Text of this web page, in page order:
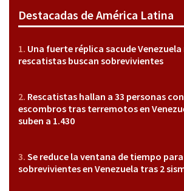
Destacadas de América Latina
Una fuerte réplica sacude
rescatistas buscan sobrevivientes
Rescatistas hallan a 33 personas
escombros tras terremotos en
suben a 1.430
Se reduce la ventana de tiempo
sobrevivientes en Venezuela tras 2